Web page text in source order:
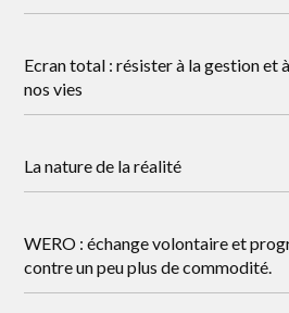
Ecran total : résister à la gestion et
nos vies
La nature de la réalité
WERO : échange volontaire et
contre un peu plus de commodité.